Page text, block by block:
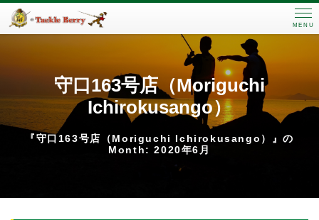
MENU
守口163号店（Moriguchi
Ichirokusango）
『守口163号店（Moriguchi Ichirokusango）』の
Month: 2020年6月